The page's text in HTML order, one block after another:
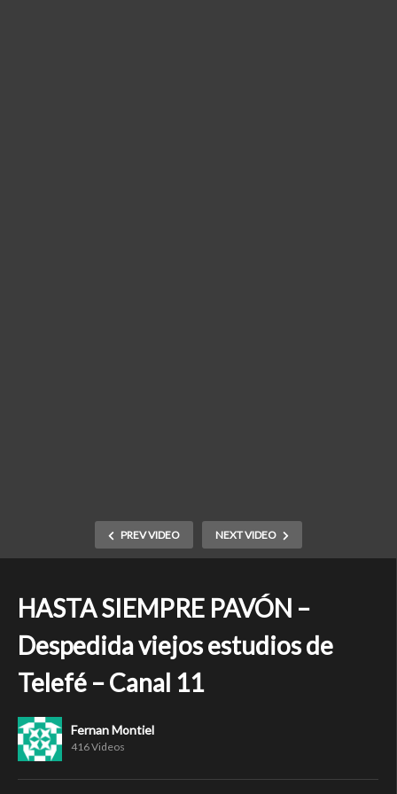
PREV VIDEO NEXT VIDEO
HASTA SIEMPRE PAVÓN –
Despedida viejos estudios de
Telefé – Canal 11
Fernan Montiel
416 Videos